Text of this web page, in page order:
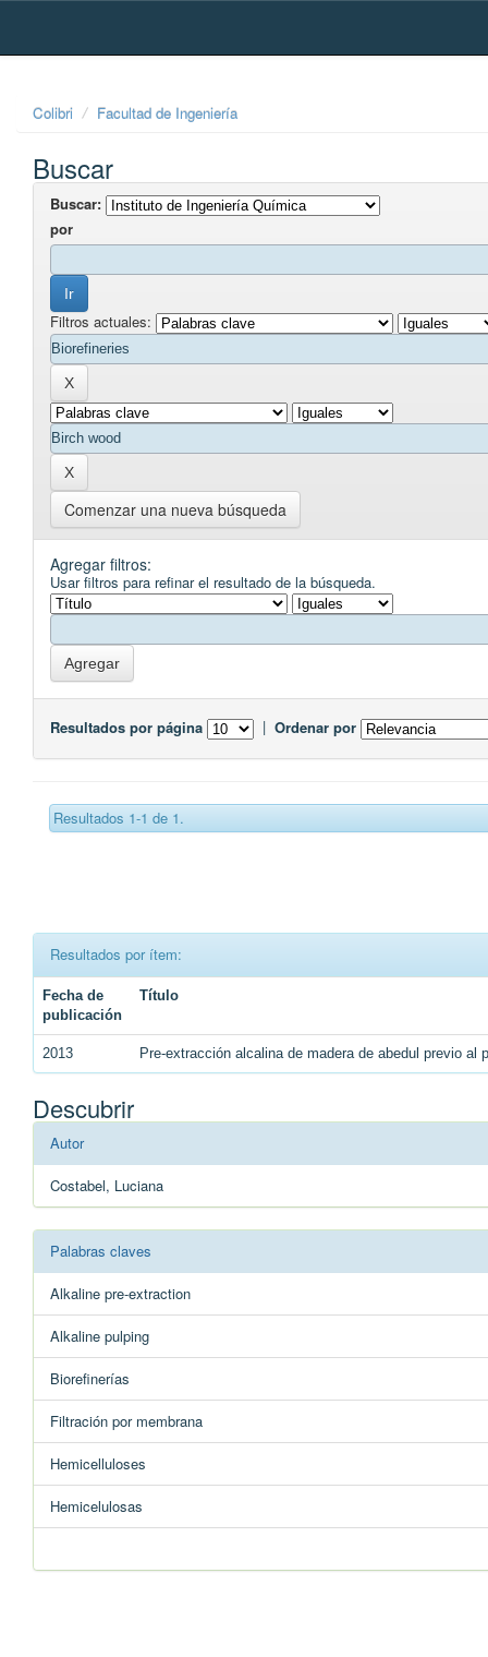
Skip
Colibri Facultad de Ingeniería
Buscar
Buscar:
por
Filtros actuales:
Comenzar una nueva búsqueda
Agregar filtros:
Usar filtros para refinar el resultado de la búsqueda.
Resultados por página | Ordenar por
Resultados 1-1 de 1.
Resultados por ítem:
Fecha de
publicación
Título
2013 Pre-extracción alcalina de madera de abedul previo al
Descubrir
Autor
Costabel, Luciana
Palabras claves
Alkaline pre-extraction
Alkaline pulping
Biorefinerías
Filtración por membrana
Hemicelluloses
Hemicelulosas